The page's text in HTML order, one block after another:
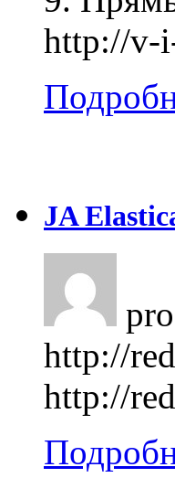
http://v-
JA
http://
http://